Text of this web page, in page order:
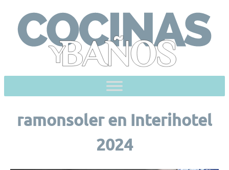
content
ramonsoler en Interihotel
2024